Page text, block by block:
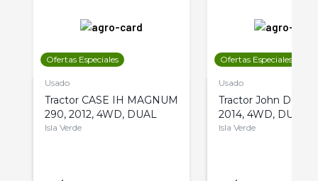
Ofertas Especiales
Usado
Tractor CASE IH MAGNUM
290, 2012, 4WD, DUAL
Isla Verde
Ofertas Especiales
Usado
Tractor John Deere
2014, 4WD, DUAL
Isla Verde